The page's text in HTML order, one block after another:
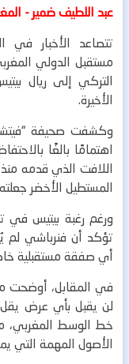
عبد اللطيف ضمير -
تتصاعد الأخبار في
مستقبل الدولي
التركي إلى ريال
الأخيرة.
وكشفت صحيفة
اهتمامًا بالغًا
اللافت الذي قدمه
المستطيل الأخضر
ورغم رغبة بيتيس في
تؤكد أن فنرباشي لم
أي صفقة مستقبلية
في المقابل، أوضحت
خط الوسط المغربي،
الأصول المهمة التي